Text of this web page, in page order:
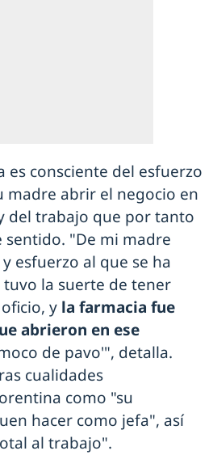
es consciente del esfuerzo
madre abrir el negocio en
del trabajo que por tanto
sentido. "De mi madre
esfuerzo al que se ha
la suerte de tener
y la farmacia fue
abrieron en ese
de pavo'", detalla.
cualidades
como "su
hacer como jefa", así
al trabajo".